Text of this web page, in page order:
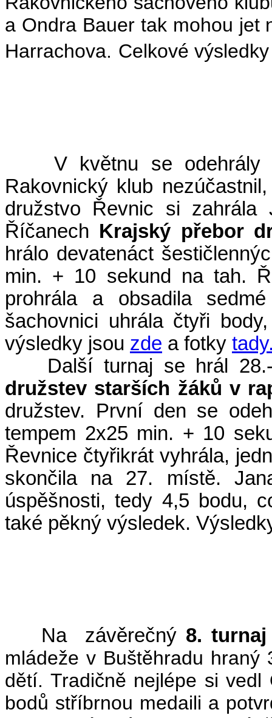
a Ondra Bauer tak mohou jet
Harrachova. Celkové
V květnu se odehrály
Rakovnický klub
družstvo Řevnic si zahrála
Říčanech Krajský přebor
hrálo devatenáct
min. + 10 sekund na tah.
prohrála a obsadila
šachovnici uhrála čtyři
výsledky jsou zde a fotky
Další turnaj se hrál 28.-
družstev starších žáků v
družstev. První den se
tempem 2x25 min. + 10
Řevnice čtyřikrát vyhrála,
skončila na 27. místě.
úspěšnosti, tedy 4,5 bodu,
také pěkný výsledek.
Na závěrečný 8. turnaj
mládeže v Buštěhradu hraný
dětí. Tradičně nejlépe si
bodů stříbrnou medaili a